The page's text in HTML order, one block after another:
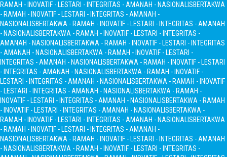
RAMAH - INOVATIF - LESTARI - INTEGRITAS - AMANAH - NASIONALISBERTAKWA
- RAMAH - INOVATIF - LESTARI - INTEGRITAS - AMANAH -
NASIONALISBERTAKWA - RAMAH - INOVATIF - LESTARI - INTEGRITAS - AMANAH
- NASIONALISBERTAKWA - RAMAH - INOVATIF - LESTARI - INTEGRITAS -
AMANAH - NASIONALISBERTAKWA - RAMAH - INOVATIF - LESTARI - INTEGRITAS
- AMANAH - NASIONALISBERTAKWA - RAMAH - INOVATIF - LESTARI -
INTEGRITAS - AMANAH - NASIONALISBERTAKWA - RAMAH - INOVATIF - LESTARI
- INTEGRITAS - AMANAH - NASIONALISBERTAKWA - RAMAH - INOVATIF -
LESTARI - INTEGRITAS - AMANAH - NASIONALISBERTAKWA - RAMAH - INOVATIF
- LESTARI - INTEGRITAS - AMANAH - NASIONALISBERTAKWA - RAMAH -
INOVATIF - LESTARI - INTEGRITAS - AMANAH - NASIONALISBERTAKWA - RAMAH
- INOVATIF - LESTARI - INTEGRITAS - AMANAH - NASIONALISBERTAKWA -
RAMAH - INOVATIF - LESTARI - INTEGRITAS - AMANAH - NASIONALISBERTAKWA
- RAMAH - INOVATIF - LESTARI - INTEGRITAS - AMANAH -
NASIONALISBERTAKWA - RAMAH - INOVATIF - LESTARI - INTEGRITAS - AMANAH
- NASIONALISBERTAKWA - RAMAH - INOVATIF - LESTARI - INTEGRITAS -